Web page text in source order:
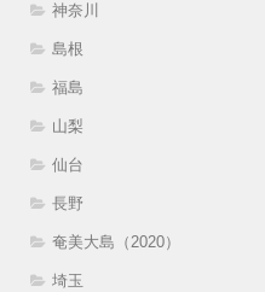
神奈川
島根
福島
山梨
仙台
長野
奄美大島（2020）
埼玉